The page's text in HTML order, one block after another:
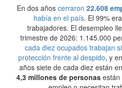
En dos años cerraron 22.608
había en el país. El 99%
trabajadores. El desempleo
trimestre de 2026: 1.145.000
cada diez ocupados trabajan
protección frente al despido, y
años siete de cada diez están
4,3 millones de personas están